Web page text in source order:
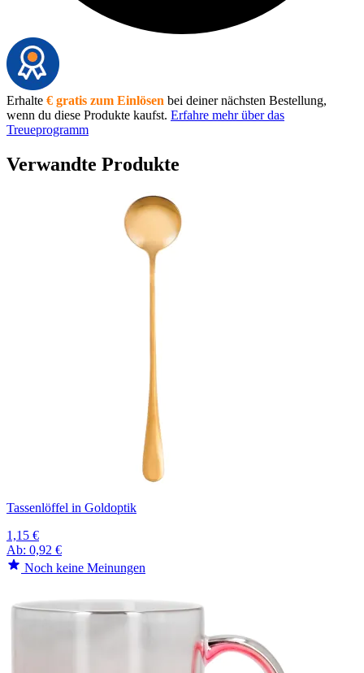
Erhalte € gratis zum Einlösen bei deiner nächsten Bestellung,
wenn du diese Produkte kaufst. Erfahre mehr über das
Treueprogramm
Verwandte Produkte
Tassenlöffel in Goldoptik
1,15 €
Ab: 0,92 €
Noch keine Meinungen